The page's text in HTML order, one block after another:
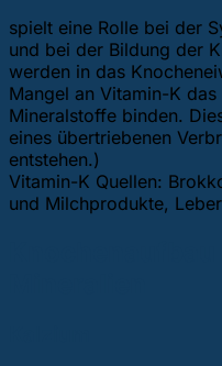
spielt eine Rolle bei der
und bei der Bildung der
werden in das
Mangel an Vitamin-K
Mineralstoffe binden.
eines übertriebenen
entstehen.)
Vitamin-K Quellen:
und Milchprodukte,